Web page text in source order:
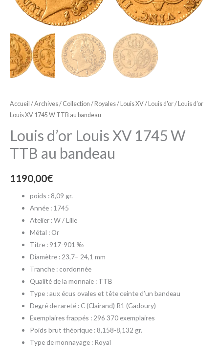
Accueil /Archives/ Collection /Royales/Louis XV/Louis d'or/ Louis d’or
Louis XV 1745 W TTB au bandeau
Louis d’or Louis XV 1745 W
TTB au bandeau
1190,00€
poids : 8,09 gr.
Année : 1745
Atelier : W / Lille
Métal : Or
Titre : 917-901 ‰
Diamètre : 23,7– 24,1 mm
Tranche : cordonnée
Qualité de la monnaie : TTB
Type : aux écus ovales et tête ceinte d’un bandeau
Degré de rareté : C (Clairand) R1 (Gadoury)
Exemplaires frappés : 296 370 exemplaires
Poids brut théorique : 8,158-8,132 gr.
Type de monnayage : Royal